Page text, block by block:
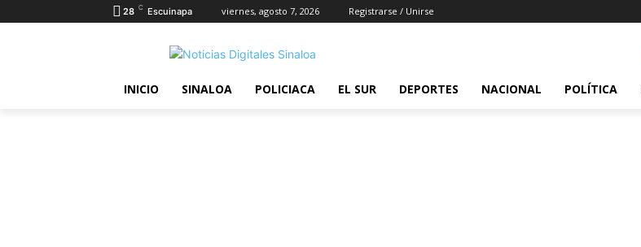
28 C Escuinapa viernes, agosto 7, 2026 Registrarse / Unirse
INICIO SINALOA POLICIACA EL SUR DEPORTES NACIONAL POLÍTICA